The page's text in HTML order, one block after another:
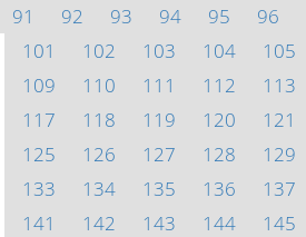
91
92 93 94 95 96
101
102 103 104 105
109
110 111 112 113
117
118 119 120 121
125
126 127 128 129
133
134 135 136 137
141
142 143 144 145